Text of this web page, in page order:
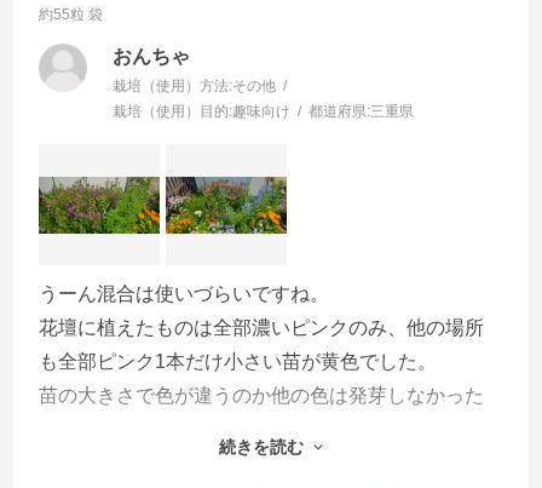
約55粒 袋
おんちゃ
栽培（使用）方法:その他
栽培（使用）目的:趣味向け 都道府県:三重県
うーん混合は使いづらいですね。
花壇に植えたものは全部濃いピンクのみ、他の場所
も全部ピンク1本だけ小さい苗が黄色でした。
苗の大きさで色が違うのか他の色は発芽しなかった
続きを読む